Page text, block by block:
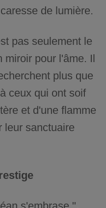
de lumière.
pas seulement le
miroir pour l'âme. Il
plus que
ceux qui ont soif
et d'une flamme
leur sanctuaire